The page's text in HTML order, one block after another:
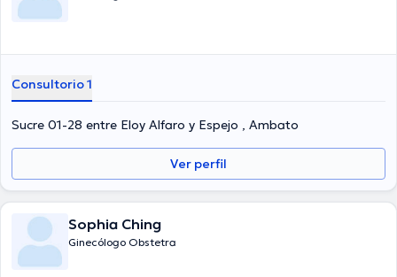
Consultorio 1
Sucre 01-28 entre Eloy Alfaro y Espejo , Ambato
Ver perfil
Sophia Ching
Ginecólogo Obstetra